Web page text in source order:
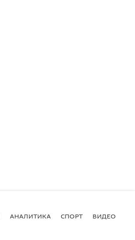
АНАЛИТИКА СПОРТ ВИДЕО